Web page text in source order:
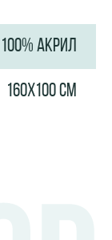
100% АКРИЛ
160Х100 СМ